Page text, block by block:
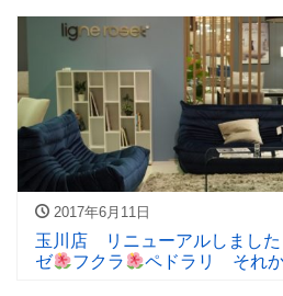
2017年6月11日
玉川店 リニューアルしまし
ゼ
フクラ ペドラリ それ